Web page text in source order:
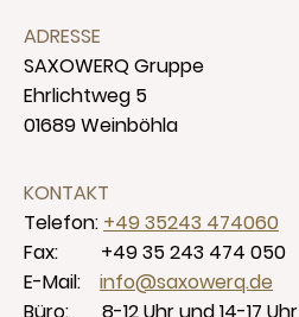
KONTAKT
Telefon: +49 35243 474060
Fax: +49 35 243 474 050
E-Mail: info@saxowerq.de
ADRESSE
SAXOWERQ Gruppe
Ehrlichtweg 5
01689 Weinböhla